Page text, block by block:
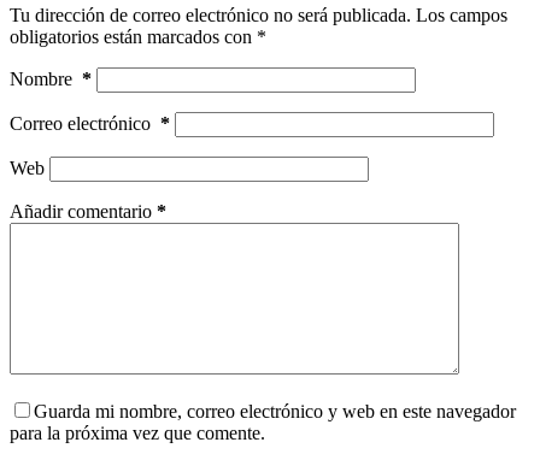
Tu dirección de correo electrónico no será publicada. Los campos
obligatorios están marcados con *
Nombre *
Correo electrónico *
Web
Añadir comentario *
Guarda mi nombre, correo electrónico y web en este navegador
para la próxima vez que comente.